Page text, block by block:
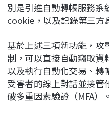
別是引進自動轉帳服務系
cookie，以及記錄第三方
基於上述三項新功能，攻
制，可以直接自動竊取
以及執行自動化交易、轉
受害者的線上對話並接管
破多重因素驗證（MFA）。